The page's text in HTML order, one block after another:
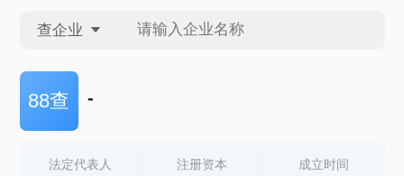
查企业
查企业
88查 -
法定代表人 注册资本 成立时间